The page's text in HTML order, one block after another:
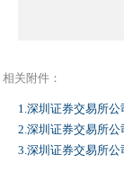
相关附件：
1.深圳证券交易所
2.深圳证券交易所
3.深圳证券交易所